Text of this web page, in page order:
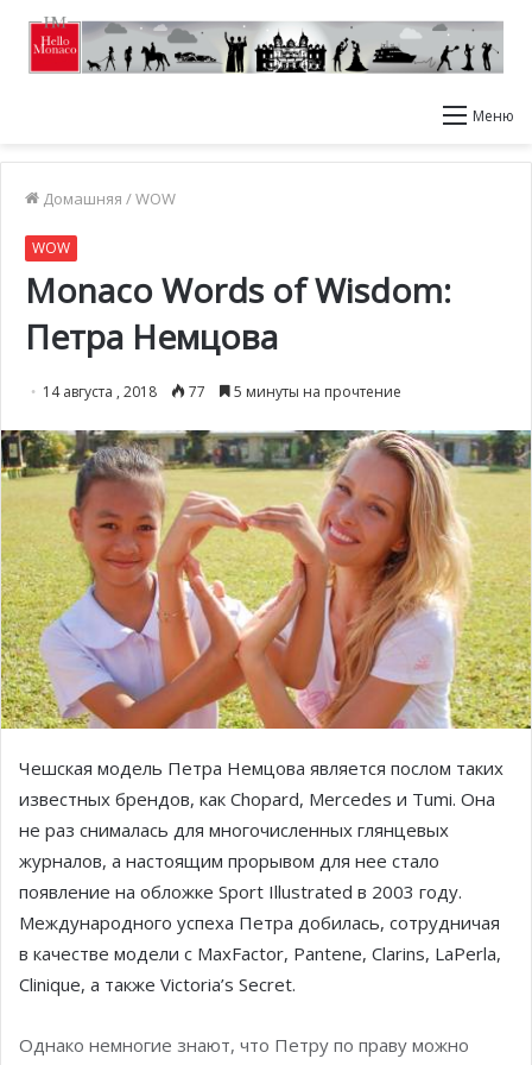
Меню
Домашняя /WOW
WOW
Monaco Words of Wisdom:
Петра Немцова
14 августа , 2018 77 5 минуты на прочтение
Чешская модель Петра Немцова является послом таких
известных брендов, как Chopard, Mercedes и Tumi. Она
не раз снималась для многочисленных глянцевых
журналов, а настоящим прорывом для нее стало
появление на обложке Sport Illustrated в 2003 году.
Международного успеха Петра добилась, сотрудничая
в качестве модели с MaxFactor, Pantene, Clarins, LaPerla,
Clinique, а также Victoria’s Secret.
Однако немногие знают, что Петру по праву можно